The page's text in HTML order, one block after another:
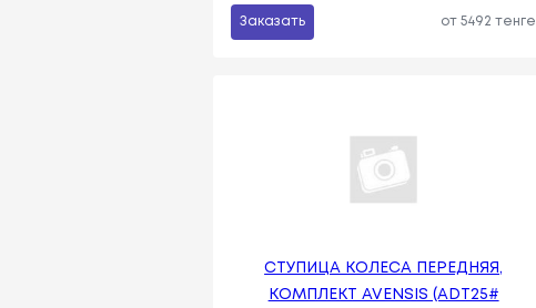
Заказать от 5492 тенге
СТУПИЦА КОЛЕСА ПЕРЕДНЯЯ,
КОМПЛЕКТ AVENSIS (ADT25#